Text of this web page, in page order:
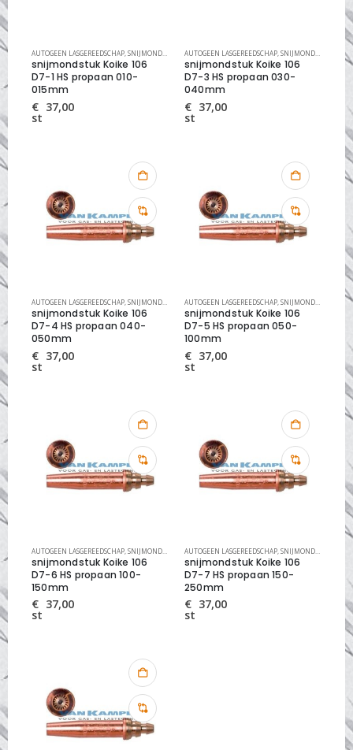
AUTOGEEN LASGEREEDSCHAP SNIJMONDSTUKKEN ,SNIJMONDSTUKKEN KOIKE HIGH SPEED
snijmondstuk Koike 106
D7-1 HS propaan 010-
015mm
€ 37,00
st
AUTOGEEN LASGEREEDSCHAP SNIJMONDSTUKKEN ,
snijmondstuk Koike 106
D7-3 HS propaan 030-
040mm
€ 37,00
st
AUTOGEEN LASGEREEDSCHAP SNIJMONDSTUKKEN ,SNIJMONDSTUKKEN KOIKE HIGH SPEED
snijmondstuk Koike 106
D7-4 HS propaan 040-
050mm
€ 37,00
st
AUTOGEEN LASGEREEDSCHAP SNIJMONDSTUKKEN
snijmondstuk Koike 106
D7-5 HS propaan 050-
100mm
€ 37,00
st
AUTOGEEN LASGEREEDSCHAP SNIJMONDSTUKKEN ,SNIJMONDSTUKKEN KOIKE HIGH SPEED
snijmondstuk Koike 106
D7-6 HS propaan 100-
150mm
€ 37,00
st
AUTOGEEN LASGEREEDSCHAP SNIJMONDSTUKKEN
snijmondstuk Koike 106
D7-7 HS propaan 150-
250mm
€ 37,00
st